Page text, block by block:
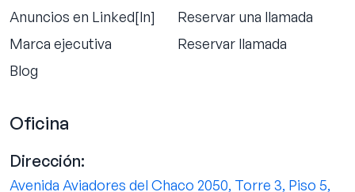
Anuncios en Linked[ln]
Marca ejecutiva
Blog
Reservar una llamada
Reservar llamada
Oficina
Dirección:
Avenida Aviadores del Chaco 2050, Torre 3, Piso 5,